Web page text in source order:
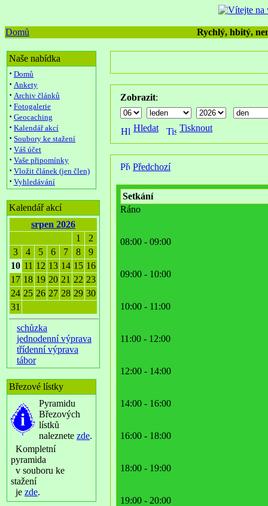
Domů Rychlý, hbitý,
Naše nabídka
· Domů
· Ankety
· Archiv článků
· Fotogalerie
· Geocaching
· Kalendář akcí
· Soubory ke stažení
· Váš účet
· Vaše připomínky
· Vložit článek (jen člen)
· Vyhledávání
Kalendář akcí
srpen 2026
1
2
3
4 5 6 7 8
9
10 11 12 13 14 15 16
17 18 19 20 21 22 23
24 25 26 27 28 29 30
31
schůzka
jednodenní výprava
třídenní výprava
tábor
Březové lístky
Pyramidu
Březových
lístků
naleznete zde.
Kompletní
pyramida
v souboru ke
stažení
je zde.
Zobrazit:
Hledat Tisknout
Předchozí
Setkání
Ráno
08:00 - 09:00
09:00 - 10:00
10:00 - 11:00
11:00 - 12:00
12:00 - 14:00
14:00 - 16:00
16:00 - 18:00
18:00 - 19:00
19:00 - 20:00